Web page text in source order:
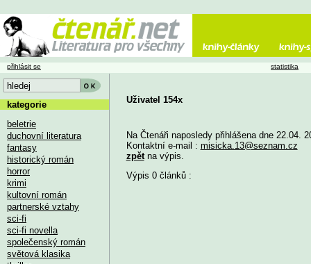
Uživatel 154x
Na Čtenáři naposledy přihlášena dne 22.04.
Kontaktní e-mail : misicka.13@seznam.cz
zpětna výpis.
Výpis 0 článků :
přihlásit se statistika
kategorie
beletrie
duchovní literatura
fantasy
historický román
horror
krimi
kultovní román
partnerské vztahy
sci-fi
sci-fi novella
společenský román
světová klasika